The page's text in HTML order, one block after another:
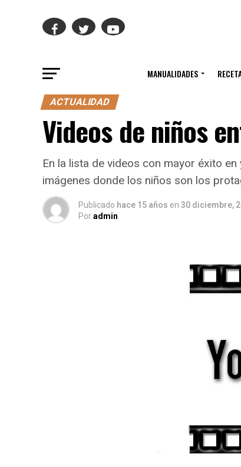
MANUALIDADES
ACTUALIDAD
Videos de niños
En la lista de videos con mayor éxito
imágenes donde los niños son los
Publicado hace 15 años en 30 diciembre,
Poradmin